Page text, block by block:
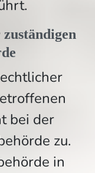
bei der
zu.
in